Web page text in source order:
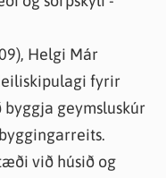
Helgi Már
fyrir
geymsluskúr
við húsið og